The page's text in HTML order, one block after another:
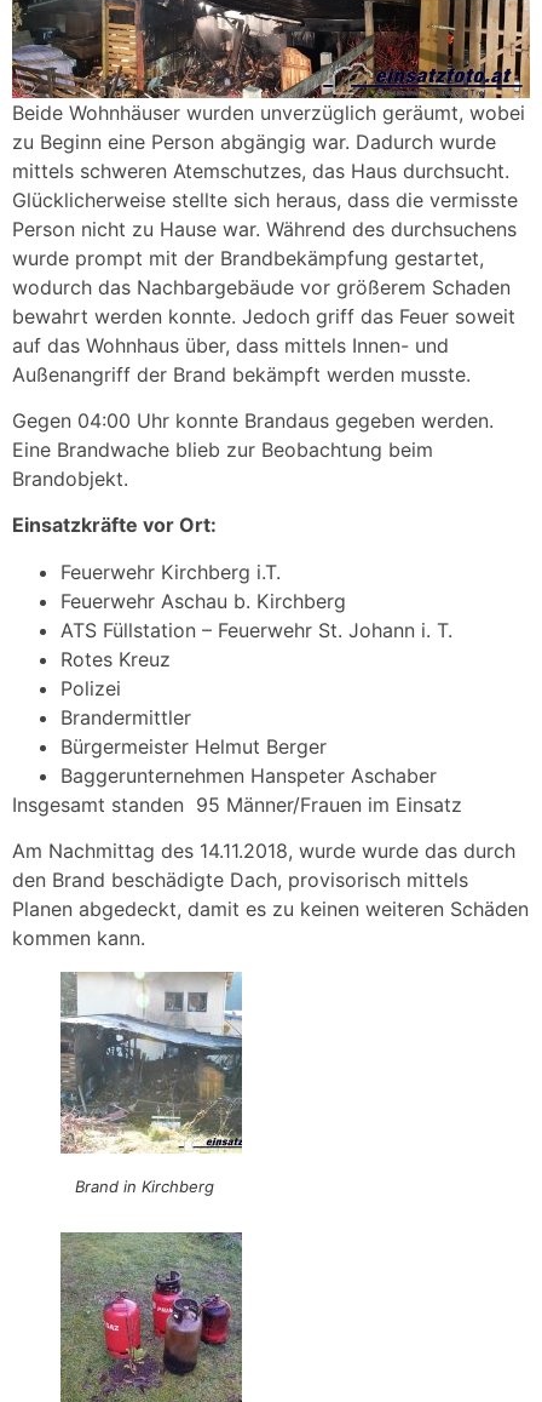
Beide Wohnhäuser wurden unverzüglich geräumt, wobei
zu Beginn eine Person abgängig war. Dadurch wurde
mittels schweren Atemschutzes, das Haus durchsucht.
Glücklicherweise stellte sich heraus, dass die vermisste
Person nicht zu Hause war. Während des durchsuchens
wurde prompt mit der Brandbekämpfung gestartet,
wodurch das Nachbargebäude vor größerem Schaden
bewahrt werden konnte. Jedoch griff das Feuer soweit
auf das Wohnhaus über, dass mittels Innen- und
Außenangriff der Brand bekämpft werden musste.
Gegen 04:00 Uhr konnte Brandaus gegeben werden.
Eine Brandwache blieb zur Beobachtung beim
Brandobjekt.
Einsatzkräfte vor Ort:
Feuerwehr Kirchberg i.T.
Feuerwehr Aschau b. Kirchberg
ATS Füllstation – Feuerwehr St. Johann i. T.
Rotes Kreuz
Polizei
Brandermittler
Bürgermeister Helmut Berger
Baggerunternehmen Hanspeter Aschaber
Insgesamt standen 95 Männer/Frauen im Einsatz
Am Nachmittag des 14.11.2018, wurde wurde das durch
den Brand beschädigte Dach, provisorisch mittels
Planen abgedeckt, damit es zu keinen weiteren Schäden
kommen kann.
Brand in Kirchberg